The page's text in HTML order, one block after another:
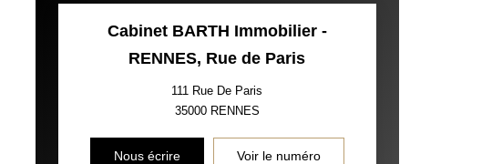
Cabinet BARTH Immobilier -
RENNES, Rue de Paris
111 Rue De Paris
35000 RENNES
Nous écrire Voir le numéro